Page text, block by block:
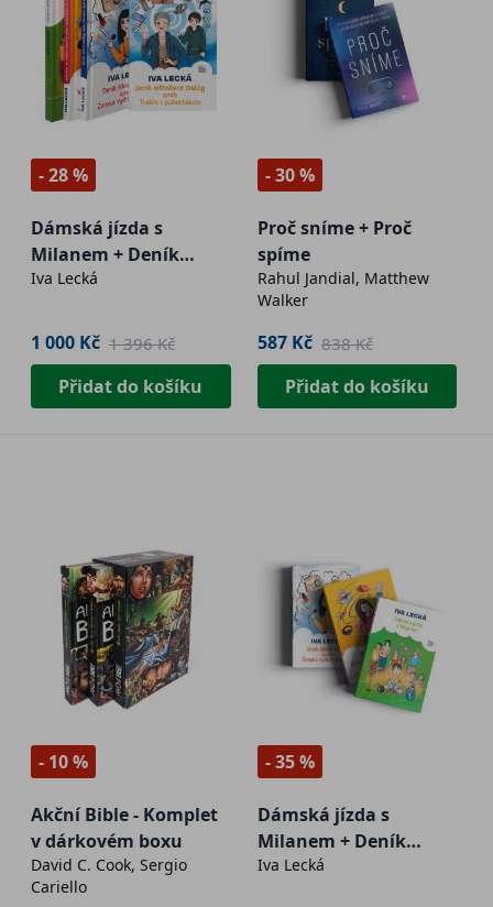
- 28 %
Dámská jízda s
Milanem + Deník
šílené matky +
poprvé + Deník
odhodlané matky
Iva Lecká
1 000 Kč 1 396 Kč
Přidat do košíku
- 30 %
Proč sníme + Proč
spíme
Rahul Jandial, Matthew
Walker
587 Kč 838 Kč
Přidat do košíku
- 10 %
Akční Bible - Komplet
v dárkovém boxu
David C. Cook, Sergio
Cariello
- 35 %
Dámská jízda s
Milanem + Deník
šílené matky +
Iva Lecká